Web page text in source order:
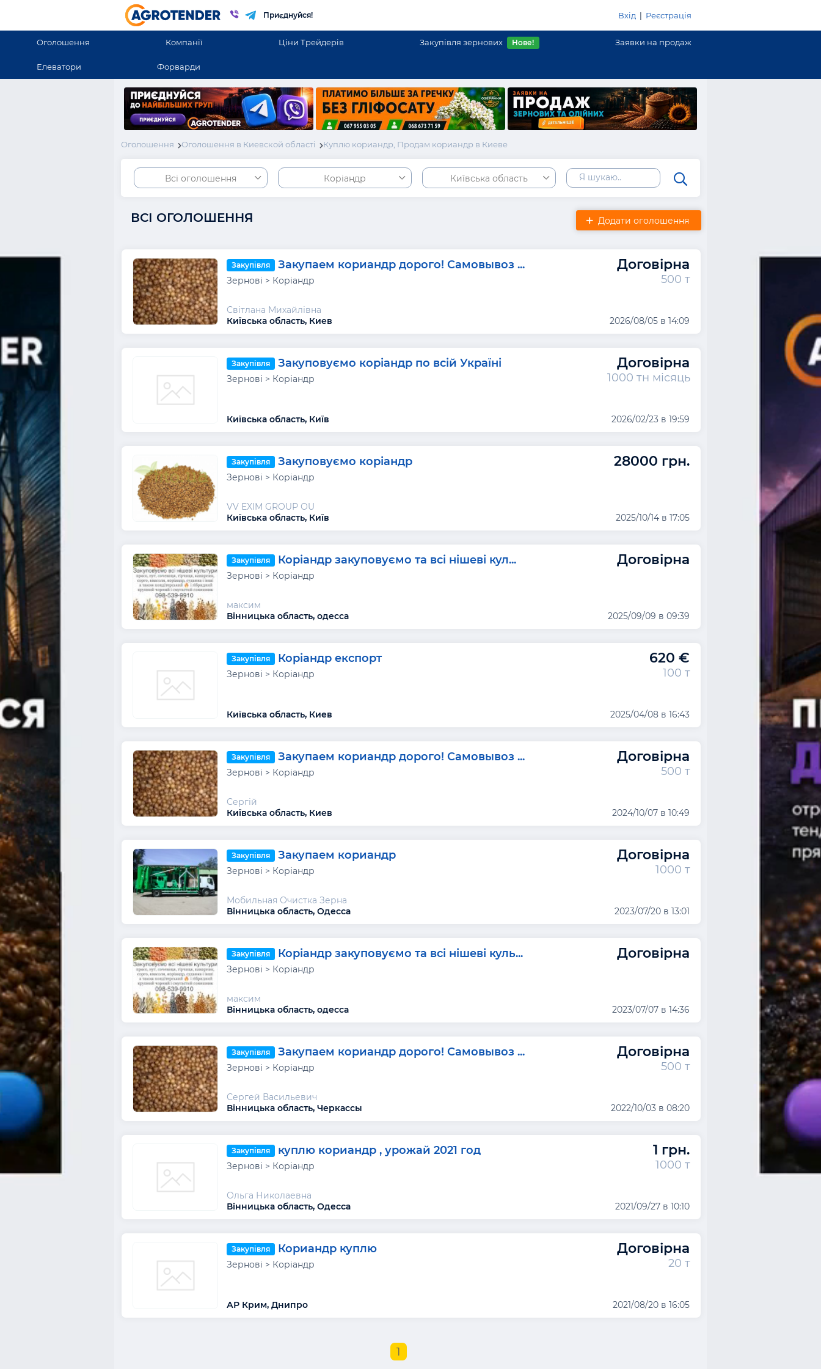
Приєднуйся! Вхід | Реєстрація
Оголошення Компанії Ціни Трейдерів Закупівля зернових Нове! Заявки на продаж
Елеватори Форварди
Оголошення Оголошення в Киевской області Куплю кориандр, Продам кориандр в Киеве
Всі оголошення Коріандр Київська область
Додати оголошення
ВСІ ОГОЛОШЕННЯ
Закупівля Закупаем кориандр дорого! Самовывоз ... Договірна
Зернові > Коріандр 500 т
Світлана Михайлівна
Київська область, Киев
2026/08/05 в 14:09
Закупівля Закуповуємо коріандр по всій Україні Договірна
Зернові > Коріандр 1000 тн місяць
Київська область, Київ 2026/02/23 в 19:59
Закупівля Закуповуємо коріандр 28000 грн.
Зернові > Коріандр
VV EXIM GROUP ОU
Київська область, Київ
2025/10/14 в 17:05
Закупівля Коріандр закуповуємо та всі нішеві кул... Договірна
Зернові > Коріандр
максим
Вінницька область, одесса
2025/09/09 в 09:39
Закупівля Коріандр експорт 620 €
Зернові > Коріандр 100 т
Київська область, Киев 2025/04/08 в 16:43
Закупівля Закупаем кориандр дорого! Самовывоз ... Договірна
Зернові > Коріандр 500 т
Сергій
Київська область, Киев
2024/10/07 в 10:49
Закупівля Закупаем кориандр Договірна
Зернові > Коріандр 1000 т
Мобильная Очистка Зерна
Вінницька область, Одесса
2023/07/20 в 13:01
Закупівля Коріандр закуповуємо та всі нішеві куль... Договірна
Зернові > Коріандр
максим
Вінницька область, одесса
2023/07/07 в 14:36
Закупівля Закупаем кориандр дорого! Самовывоз ... Договірна
Зернові > Коріандр 500 т
Сергей Васильевич
Вінницька область, Черкассы
2022/10/03 в 08:20
Закупівля куплю кориандр , урожай 2021 год 1 грн.
Зернові > Коріандр 1000 т
Ольга Николаевна
Вінницька область, Одесса
2021/09/27 в 10:10
Закупівля Кориандр куплю Договірна
Зернові > Коріандр 20 т
АР Крим, Днипро 2021/08/20 в 16:05
1